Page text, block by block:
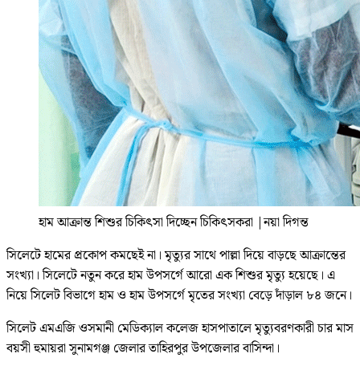
হাম আক্রান্ত শিশুর চিকিৎসা দিচ্ছেন চিকিৎসকরা |নয়া দিগন্ত
সিলেটে হামের প্রকোপ কমছেই না। মৃত্যুর সাথে পাল্লা দিয়ে বাড়ছে আক্রান্তের
সংখ্যা। সিলেটে নতুন করে হাম উপসর্গে আরো এক শিশুর মৃত্যু হয়েছে। এ
নিয়ে সিলেট বিভাগে হাম ও হাম উপসর্গে মৃতের সংখ্যা বেড়ে দাঁড়াল ৮৪ জনে।
সিলেট এমএজি ওসমানী মেডিক্যাল কলেজ হাসপাতালে মৃত্যুবরণকারী চার মাস
বয়সী হুমায়রা সুনামগঞ্জ জেলার তাহিরপুর উপজেলার বাসিন্দা।